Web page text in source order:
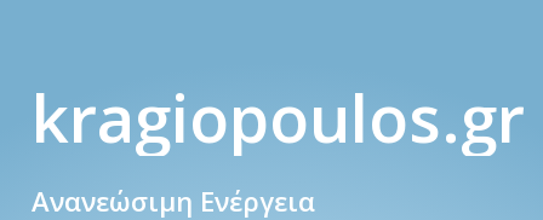
kragiopoulos.gr
Ανανεώσιμη Ενέργεια